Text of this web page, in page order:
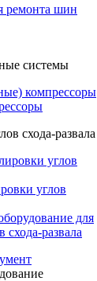
ремонта шин
системы
компрессоры
схода-развала
углов
углов
для
схода-развала